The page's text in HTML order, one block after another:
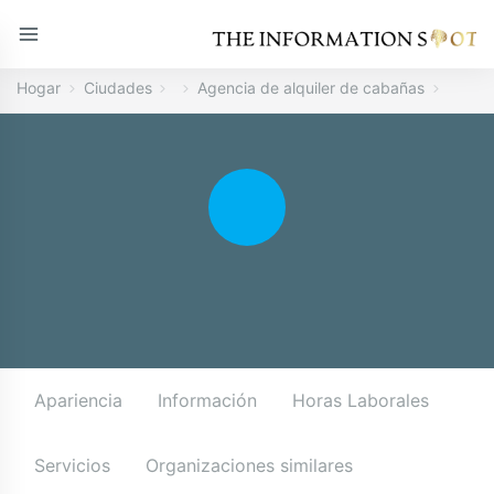
Hogar Ciudades Agencia de alquiler de cabañas
Apariencia Información Horas Laborales
Servicios Organizaciones similares